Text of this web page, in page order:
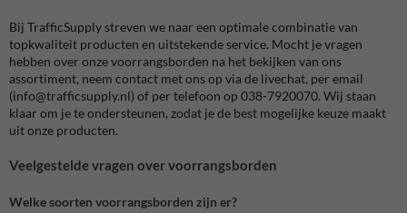
Bij TrafficSupply streven we naar een optimale combinatie van
topkwaliteit producten en uitstekende service. Mocht je vragen
hebben over onze voorrangsborden na het bekijken van ons
assortiment, neem contact met ons op via de livechat, per email
(info@trafficsupply.nl) of per telefoon op 038-7920070. Wij staan
klaar om je te ondersteunen, zodat je de best mogelijke keuze maakt
uit onze producten.
Veelgestelde vragen over voorrangsborden
Welke soorten voorrangsborden zijn er?